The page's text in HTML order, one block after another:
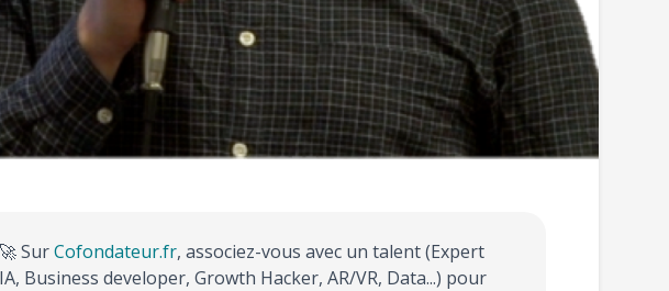
🚀 SurCofondateur.fr, associez-vous avec un talent (Expert
IA, Business developer, Growth Hacker, AR/VR, Data...) pour